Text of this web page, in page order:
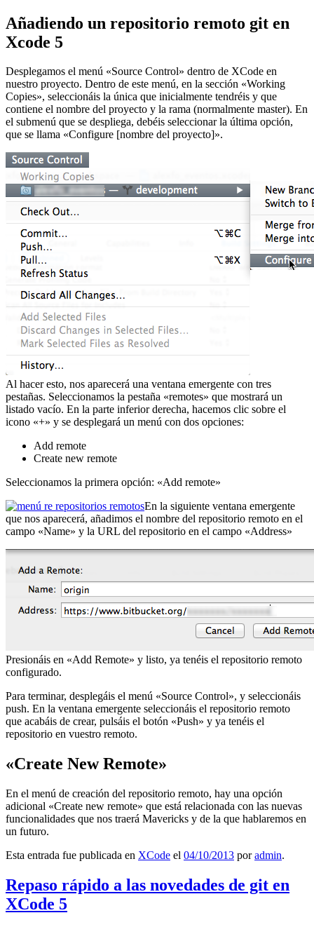
Añadiendo un repositorio remoto git en
Xcode 5
Desplegamos el menú «Source Control» dentro de XCode en
nuestro proyecto. Dentro de este menú, en la sección «Working
Copies», seleccionáis la única que inicialmente tendréis y que
contiene el nombre del proyecto y la rama (normalmente master). En
el submenú que se despliega, debéis seleccionar la última opción,
que se llama «Configure [nombre del proyecto]».
Al hacer esto, nos aparecerá una ventana emergente con tres
pestañas. Seleccionamos la pestaña «remotes» que mostrará un
listado vacío. En la parte inferior derecha, hacemos clic sobre el
icono «+» y se desplegará un menú con dos opciones:
Add remote
Create new remote
Seleccionamos la primera opción: «Add remote»
En la siguiente ventana emergente
que nos aparecerá, añadimos el nombre del repositorio remoto en el
campo «Name» y la URL del repositorio en el campo «Address»
Presionáis en «Add Remote» y listo, ya tenéis el repositorio remoto
configurado.
Para terminar, desplegáis el menú «Source Control», y seleccionáis
push. En la ventana emergente seleccionáis el repositorio remoto
que acabáis de crear, pulsáis el botón «Push» y ya tenéis el
repositorio en vuestro remoto.
«Create New Remote»
En el menú de creación del repositorio remoto, hay una opción
adicional «Create new remote» que está relacionada con las nuevas
funcionalidades que nos traerá Mavericks y de la que hablaremos en
un futuro.
Esta entrada fue publicada en XCode el 04/10/2013 poradmin.
Repaso rápido a las novedades de git en
XCode 5